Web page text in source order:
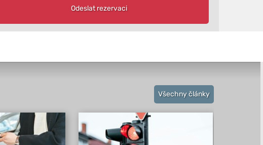
Odeslat rezervaci
Všechny články